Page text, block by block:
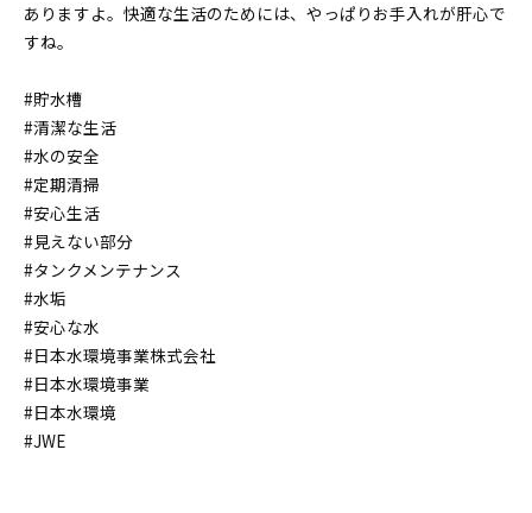
ありますよ。快適な生活のためには、やっぱりお手入れが肝心で
すね。
#貯水槽
#清潔な生活
#水の安全
#定期清掃
#安心生活
#見えない部分
#タンクメンテナンス
#水垢
#安心な水
#日本水環境事業株式会社
#日本水環境事業
#日本水環境
#JWE